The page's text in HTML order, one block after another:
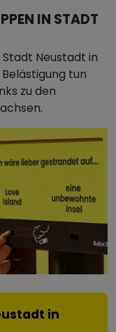
IN STADT
Neustadt in
tun
zu den
in